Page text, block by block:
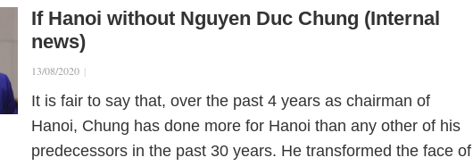
If Hanoi without Nguyen Duc Chung (Internal
news)
13/08/2020 |
It is fair to say that, over the past 4 years as chairman of
Hanoi, Chung has done more for Hanoi than any other of his
predecessors in the past 30 years. He transformed the face of